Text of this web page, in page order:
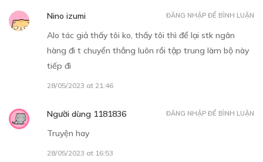
CHƯƠNG 05
Nino izumi
Alo tác giả thấy tôi ko, thấy tôi thì để lại stk ngân
hàng đi t chuyển thẳng luôn rồi tập trung làm bộ này
tiếp đi
28/05/2023 at 21:46
ĐĂNG NHẬP ĐỂ BÌNH LUẬN
Người dùng 1181836
Truyện hay
28/05/2023 at 16:53
ĐĂNG NHẬP ĐỂ BÌNH LUẬN